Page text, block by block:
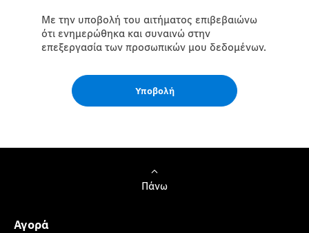
Με την υποβολή του αιτήματος επιβεβαιώνω
ότι ενημερώθηκα και συναινώ στην
επεξεργασία των προσωπικών μου δεδομένων.
Υποβολή
Πάνω
Αγορά